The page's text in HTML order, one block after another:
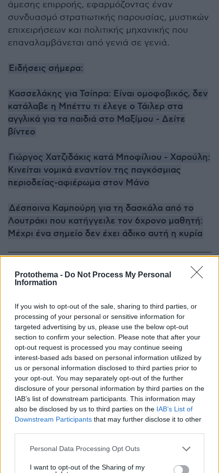
Protothema - Do Not Process My Personal
Information
If you wish to opt-out of the sale, sharing to third parties, or
processing of your personal or sensitive information for
targeted advertising by us, please use the below opt-out
section to confirm your selection. Please note that after your
opt-out request is processed you may continue seeing
interest-based ads based on personal information utilized by
us or personal information disclosed to third parties prior to
your opt-out. You may separately opt-out of the further
disclosure of your personal information by third parties on the
IAB’s list of downstream participants. This information may
also be disclosed by us to third parties on the IAB’s List of
Downstream Participants that may further disclose it to other
Please note that this website/app uses one or more Google
not limited to your visit or usage behaviour. You may click to
Personal Data Processing Opt Outs
I want to opt-out of the Sharing of my
άμεσης επιρροής, εφαρμόζοντας έναν
συνδυασμό στρατιωτικής παρουσίας, μυστικών
επιχειρήσεων και πολιτικής μηχανικής που
επαναλαμβάνεται από γενιά σε γενιά.
Ειδήσεις σήμερα:
Κασσελάκης για Τσίπρα: Είναι ομοφοβικός, δεν
κατάλαβε η Μπέττυ τι έλεγε ο Τάιλερ στα
αγγλικά για τα παιδιά στο Μαξίμου - Δείτε
βίντεο
Γιώργος Χατζιδάκις κατά Μποφίλιου - Χαρούλη:
Κινείται νομικά εναντίον της παγκόσμιας
περιοδείας-αφιέρωμα στον Μάνο
Δέσποινα Καμπούρη για τη δασκάλα από το
Λουτράκι που κατήγγειλε τον 6χρονο μαθητή:
Μέχρι ένα σημείο δεν έχει άδικο αυτή η κυρία
Σχετικά Άρθρα
protothema.gr στο Google News
και μάθετε πρώτοι όλες τις ειδήσεις
Δείτε όλες τις τελευταίες Ειδήσεις
από την Ελλάδα
και τον Κόσμο, τη στιγμή που συμβαίνουν, στο
Protothema.gr